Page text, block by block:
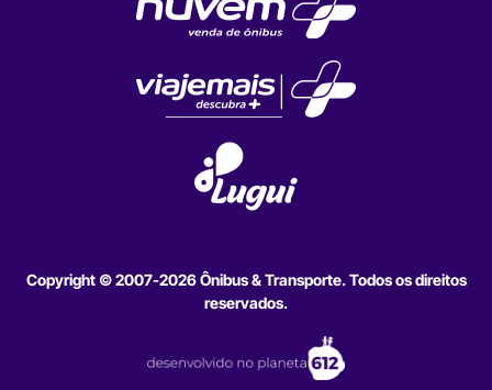
Copyright © 2007-2026 Ônibus & Transporte. Todos os direitos
reservados.